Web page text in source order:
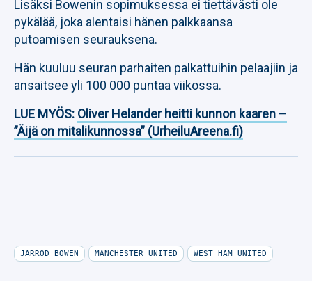
Lisäksi Bowenin sopimuksessa ei tiettävästi ole
pykälää, joka alentaisi hänen palkkaansa
putoamisen seurauksena.
Hän kuuluu seuran parhaiten palkattuihin pelaajiin ja
ansaitsee yli 100 000 puntaa viikossa.
LUE MYÖS: Oliver Helander heitti kunnon kaaren –
”Äijä on mitalikunnossa” (UrheiluAreena.fi)
JARROD BOWEN MANCHESTER UNITED WEST HAM UNITED